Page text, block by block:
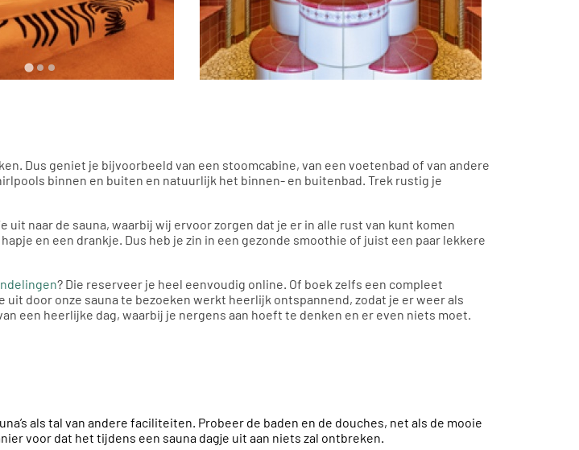
Dus geniet je bijvoorbeeld van een stoomcabine, van een voetenbad of van andere
binnen en buiten en natuurlijk het binnen- en buitenbad. Trek rustig je
naar de sauna, waarbij wij ervoor zorgen dat je er in alle rust van kunt komen
en een drankje. Dus heb je zin in een gezonde smoothie of juist een paar lekkere
? Die reserveer je heel eenvoudig online. Of boek zelfs een compleet
uit door onze sauna te bezoeken werkt heerlijk ontspannend, zodat je er weer als
een heerlijke dag, waarbij je nergens aan hoeft te denken en er even niets moet.
als tal van andere faciliteiten. Probeer de baden en de douches, net als de mooie
voor dat het tijdens een sauna dagje uit aan niets zal ontbreken.